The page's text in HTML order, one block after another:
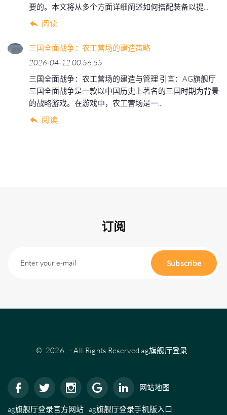
要的。本文将从多个方面详细阐述如何搭配装备以提...
阅读
三国全面战争：农工营场的建造策略
2026-04-12 00:56:55
三国全面战争：农工营场的建造与管理 引言：AG旗舰厅
三国全面战争是一款以中国历史上著名的三国时期为背景
的战略游戏。在游戏中，农工营场是一...
阅读
订阅
Enter your e-mail Subscribe
© 2026 . - All Rights Reservedag旗舰厅登录 .
网站地图
ag旗舰厅登录官方网站 ag旗舰厅登录手机版入口